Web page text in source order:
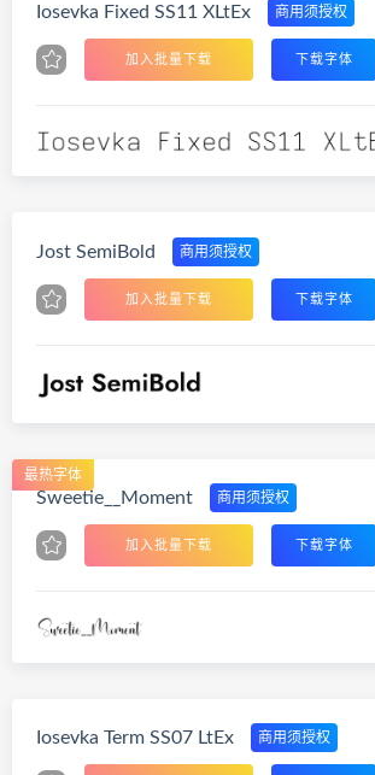
Iosevka Fixed SS11 XLtEx 商用须授权
加入批量下载 下载字体
Jost SemiBold 商用须授权
加入批量下载 下载字体
最热字体
Sweetie__Moment 商用须授权
加入批量下载 下载字体
Iosevka Term SS07 LtEx 商用须授权